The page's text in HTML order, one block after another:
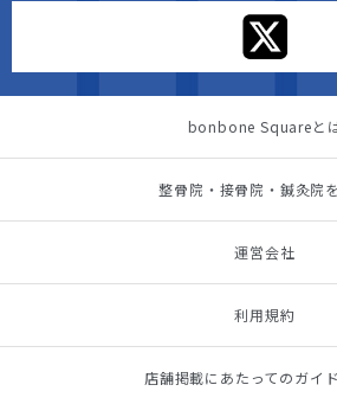
bonbone Squareと
整骨院・接骨院・鍼灸院
運営会社
利用規約
店舗掲載にあたってのガイ